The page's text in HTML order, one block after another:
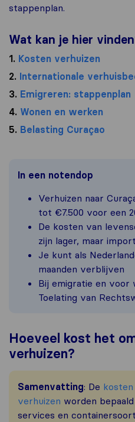
stappenplan.
Wat kan je hier
1. Kosten verhuizen
2. Internationale
3. Emigreren: stappenplan
4. Wonen en werken
5. Belasting Curaçao
In een notendop
Verhuizen naar
tot €7.500 voor een
De kosten van
zijn lager, maar
Je kunt als
maanden verblijven
Bij emigratie en voor
Toelating van
Hoeveel kost het
verhuizen?
Samenvatting: De
verhuizen worden
services en